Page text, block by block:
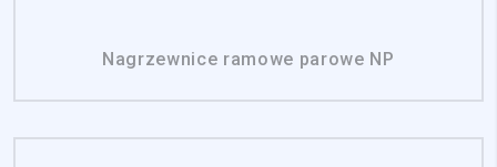
Nagrzewnice ramowe parowe NP